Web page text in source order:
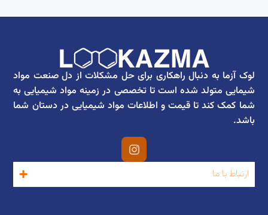
لوک آزما به دنبال راهکاری برای حل مشکلات از دل صنعت مواد
شیمایی متولد شده است تا تخصصی در زمینه مواد شیمیایی به
شما کمک کند تا قیمت و اطلاعات مواد شیمیایی در دستان شما
باشد.
ارتباط با ما